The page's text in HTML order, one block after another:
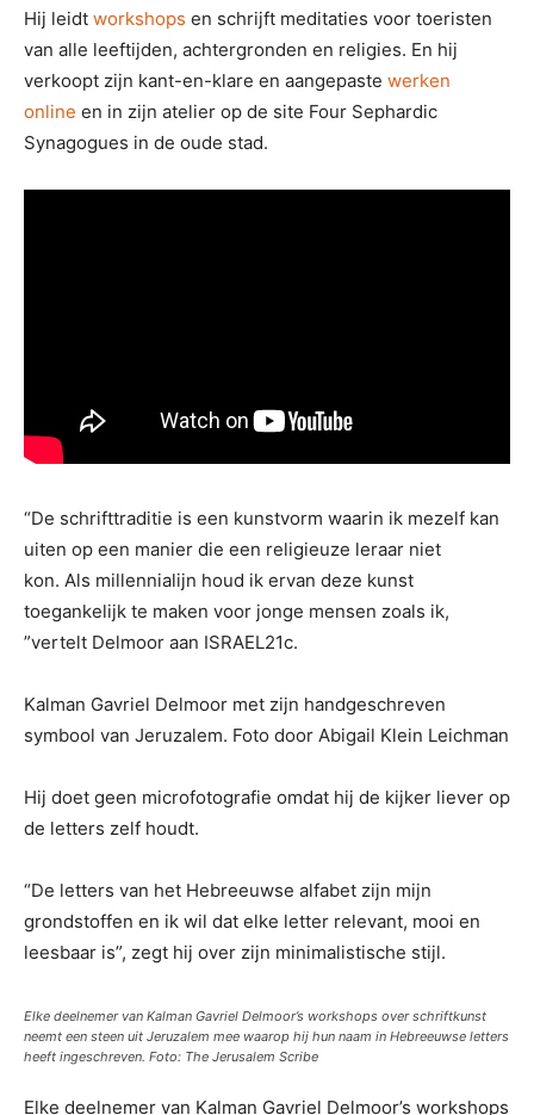
Hij leidt workshops en schrijft meditaties voor toeristen
van alle leeftijden, achtergronden en religies. En hij
verkoopt zijn kant-en-klare en aangepaste werken
online en in zijn atelier op de site Four Sephardic
Synagogues in de oude stad.
“De schrifttraditie is een kunstvorm waarin ik mezelf kan
uiten op een manier die een religieuze leraar niet
kon. Als millennialijn houd ik ervan deze kunst
toegankelijk te maken voor jonge mensen zoals ik,
”vertelt Delmoor aan ISRAEL21c.
Kalman Gavriel Delmoor met zijn handgeschreven
symbool van Jeruzalem. Foto door Abigail Klein Leichman
Hij doet geen microfotografie omdat hij de kijker liever op
de letters zelf houdt.
“De letters van het Hebreeuwse alfabet zijn mijn
grondstoffen en ik wil dat elke letter relevant, mooi en
leesbaar is”, zegt hij over zijn minimalistische stijl.
Elke deelnemer van Kalman Gavriel Delmoor’s workshops over schriftkunst
neemt een steen uit Jeruzalem mee waarop hij hun naam in Hebreeuwse letters
heeft ingeschreven. Foto: The Jerusalem Scribe
Elke deelnemer van Kalman Gavriel Delmoor’s workshops